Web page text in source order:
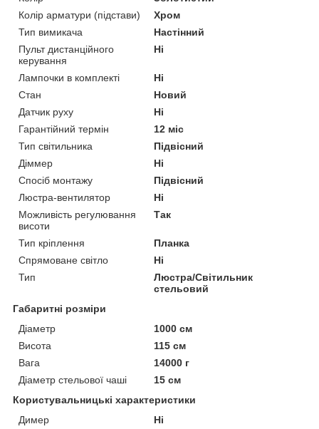
Колір арматури (підстави)
Хром
Тип вимикача
Настінний
Пульт дистанційного
керування
Ні
Лампочки в комплекті
Ні
Стан
Новий
Датчик руху
Ні
Гарантійний термін
12 міс
Тип світильника
Підвісний
Діммер
Ні
Спосіб монтажу
Підвісний
Люстра-вентилятор
Ні
Можливість регулювання
висоти
Так
Тип кріплення
Планка
Спрямоване світло
Ні
Тип
Люстра/Світильник
стельовий
Габаритні розміри
Діаметр
1000 см
Висота
115 см
Вага
14000 г
Діаметр стельової чаші
15 см
Користувальницькі характеристики
Димер
Ні